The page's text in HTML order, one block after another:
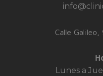
Calle
Lunes a